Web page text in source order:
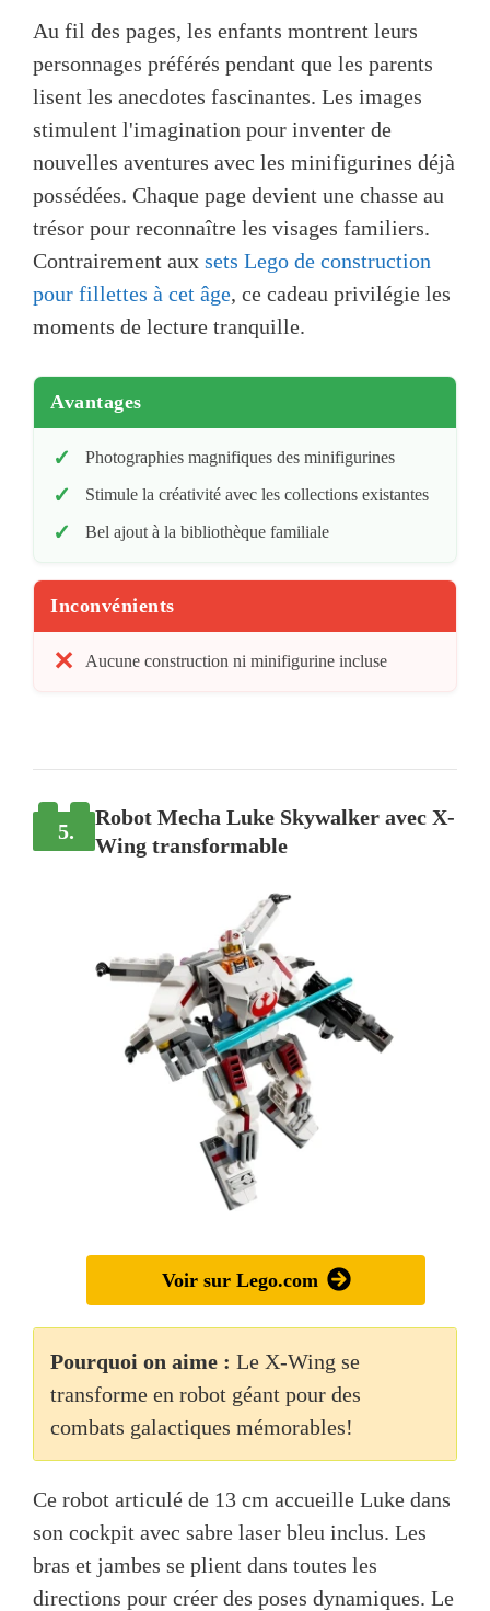
Au fil des pages, les enfants montrent leurs
personnages préférés pendant que les parents
lisent les anecdotes fascinantes. Les images
stimulent l'imagination pour inventer de
nouvelles aventures avec les minifigurines déjà
possédées. Chaque page devient une chasse au
trésor pour reconnaître les visages familiers.
Contrairement aux sets Lego de construction
pour fillettes à cet âge, ce cadeau privilégie les
moments de lecture tranquille.
Avantages
Photographies magnifiques des minifigurines
Stimule la créativité avec les collections existantes
Bel ajout à la bibliothèque familiale
Inconvénients
Aucune construction ni minifigurine incluse
5.
Robot Mecha Luke Skywalker avec X-
Wing transformable
Voir sur Lego.com
Pourquoi on aime : Le X-Wing se
transforme en robot géant pour des
combats galactiques mémorables!
Ce robot articulé de 13 cm accueille Luke dans
son cockpit avec sabre laser bleu inclus. Les
bras et jambes se plient dans toutes les
directions pour créer des poses dynamiques. Le